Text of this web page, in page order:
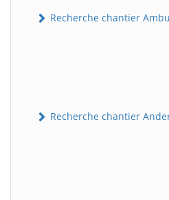
Recherche chantier
Recherche chantier